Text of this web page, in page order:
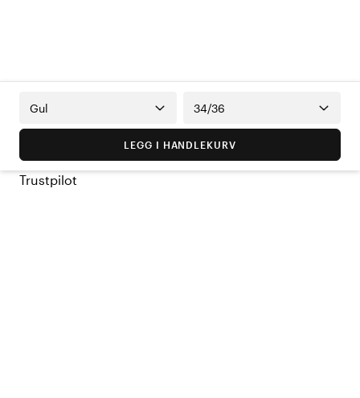
Gul 34/36
LEGG I HANDLEKURV
Trustpilot